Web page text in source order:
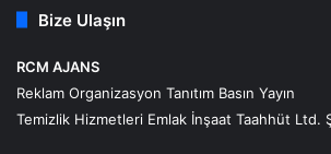
Bize Ulaşın
RCM AJANS
Reklam Organizasyon Tanıtım Basın Yayın
Temizlik Hizmetleri Emlak İnşaat Taahhüt Ltd.